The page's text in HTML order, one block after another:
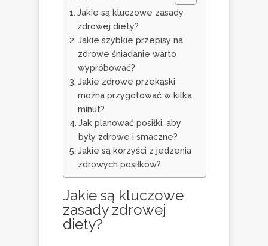
Jakie są kluczowe zasady
zdrowej diety?
Jakie szybkie przepisy na
zdrowe śniadanie warto
wypróbować?
Jakie zdrowe przekąski
można przygotować w kilka
minut?
Jak planować posiłki, aby
były zdrowe i smaczne?
Jakie są korzyści z jedzenia
zdrowych posiłków?
Jakie są kluczowe
zasady zdrowej
diety?